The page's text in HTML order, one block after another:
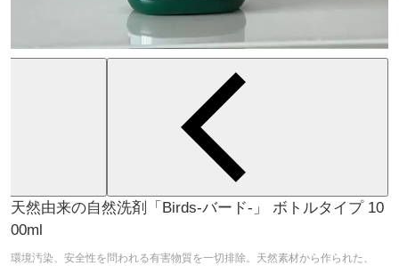
天然由来の自然洗剤「Birds-バード-」 ボトルタイプ 10
00ml
環境汚染、安全性を問われる有害物質を一切排除。天然素材から作られた、